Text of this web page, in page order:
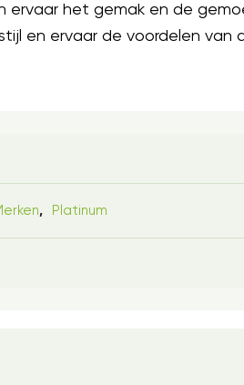
ervaar het gemak en de
en ervaar de voordelen van
, Platinum